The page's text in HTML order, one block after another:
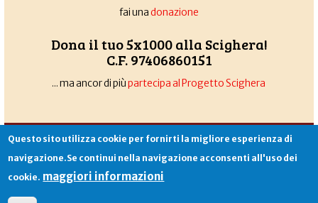
fai unadonazione
Dona il tuo 5x1000 alla Scighera!
C.F. 97406860151
... ma ancor di piùpartecipa al Progetto Scighera
Associazione La Scighera copyleft|cookies|privacy|login
Sito creato daAlekos.net
Questo sito utilizza cookie per fornirti la migliore esperienza di
navigazione.Se continui nella navigazione acconsenti all'uso dei
cookie. maggiori informazioni